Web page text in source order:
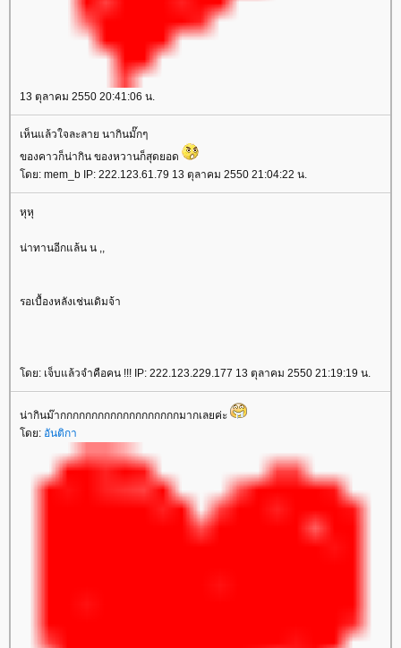
13 ตุลาคม 2550 20:41:06 น.
เห็นแล้วใจละลาย นากินมั๊กๆ
ของคาวก็น่ากิน ของหวานก็สุดยอด
โดย: mem_b IP: 222.123.61.79 13 ตุลาคม 2550 21:04:22 น.
หุหุ
น่าทานอีกแล้น น ,,
รอเบื้องหลังเช่นเดิมจ้า
โดย: เจ็บแล้วจำคือคน !!! IP: 222.123.229.177 13 ตุลาคม 2550 21:19:19 น.
น่ากินม๊ากกกกกกกกกกกกกกกกกกกมากเลยค่ะ
โดย: อันติกา